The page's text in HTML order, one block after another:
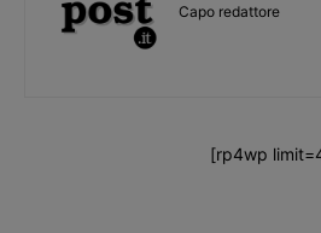
Capo redattore
[rp4wp